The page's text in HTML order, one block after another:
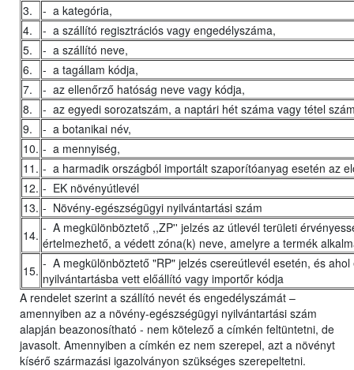
3.
- a kategória,
4.
- a szállító regisztrációs vagy engedélyszáma,
5.
- a szállító neve,
6.
- a tagállam kódja,
7.
- az ellenőrző hatóság neve vagy kódja,
8.
- az egyedi sorozatszám, a naptári hét száma vagy tétel
9.
- a botanikai név,
10. - a mennyiség,
11. - a harmadik országból importált szaporítóanyag esetén az
12. - EK növényútlevél
13. - Növény-egészségügyi nyilvántartási szám
14. - A megkülönböztető ,,ZP'' jelzés az útlevél területi
értelmezhető, a védett zóna(k) neve, amelyre a termék
15. - A megkülönböztető "RP" jelzés csereútlevél esetén, és
nyilvántartásba vett előállító vagy importőr kódja
A rendelet szerint a szállító nevét és engedélyszámát –
amennyiben az a növény-egészségügyi nyilvántartási szám
alapján beazonosítható - nem kötelező a címkén feltüntetni, de
javasolt. Amennyiben a címkén ez nem szerepel, azt a növényt
kísérő származási igazolványon szükséges szerepeltetni.